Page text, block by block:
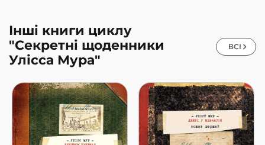
Інші книги циклу
"Секретні щоденники
Улісса Мура"
ВСІ